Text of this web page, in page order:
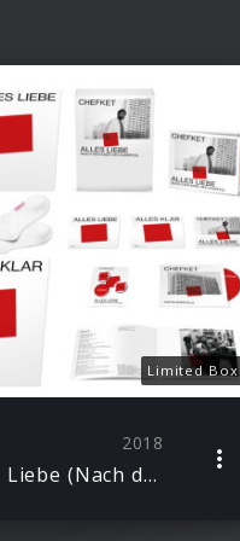
Limited Box
2018
Alles Liebe (Nach dem Ende des Kampfes)